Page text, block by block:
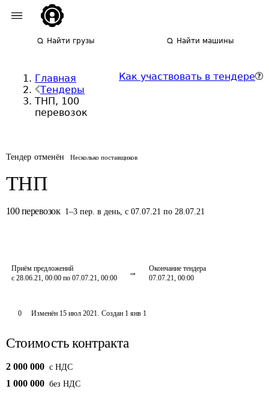
Найти грузы Найти машины
Главная
Тендеры
ТНП, 100
перевозок
Как участвовать в тендере
Тендер отменён Несколько поставщиков
ТНП
100 перевозок 1–3 пер. в день,с 07.07.21 по 28.07.21
Приём предложений
с 28.06.21, 00:00 по 07.07.21, 00:00
Окончание тендера
07.07.21, 00:00
0 Изменён 15 июл 2021. Создан 1 янв 1
Стоимость контракта
2 000 000 c НДС
1 000 000 без НДС